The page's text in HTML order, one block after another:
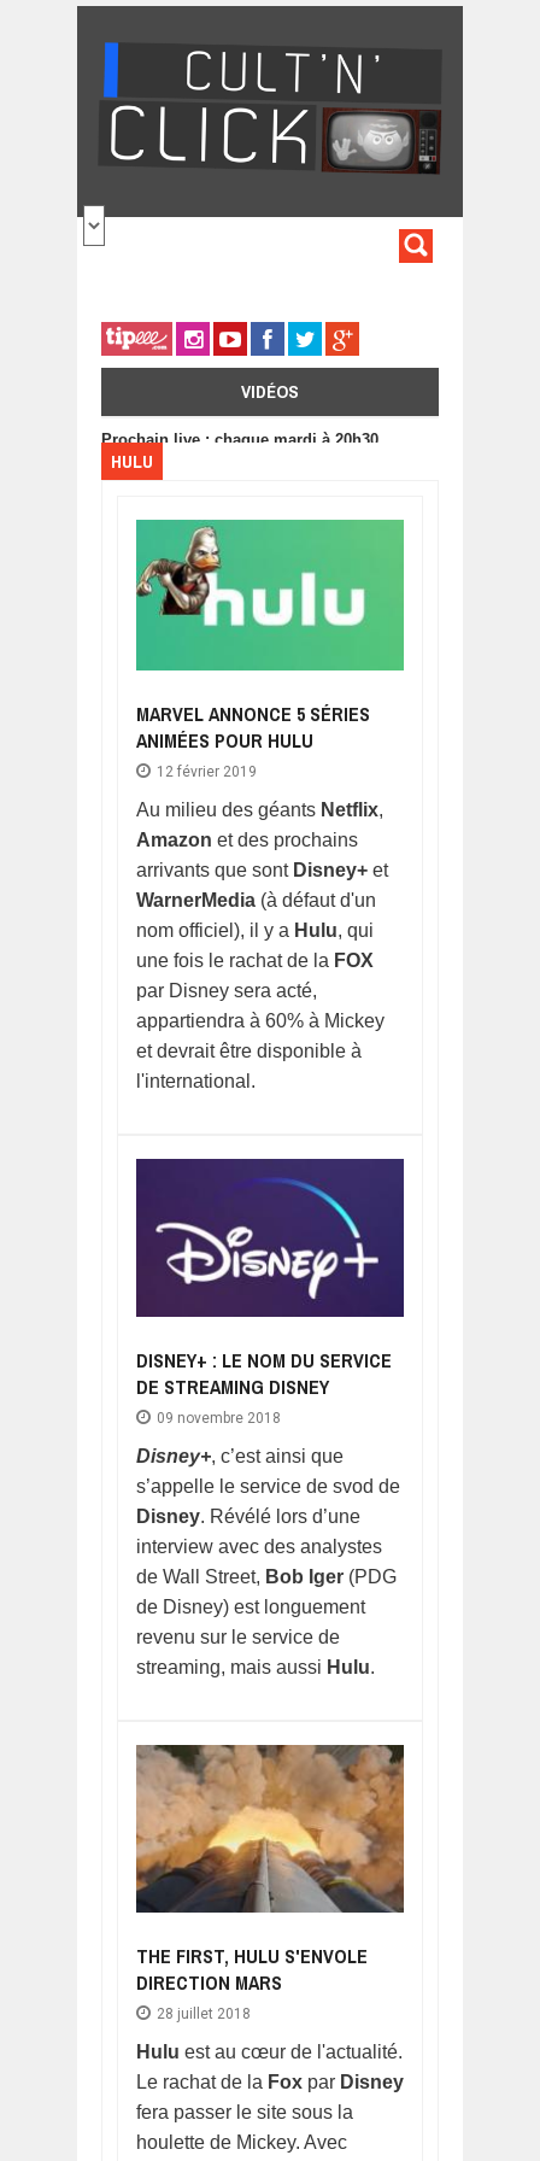
VIDÉOS
Prochain live : chaque mardi à 20h30
HULU
MARVEL ANNONCE 5 SÉRIES
ANIMÉES POUR HULU
12 février 2019
Au milieu des géants Netflix,
Amazon et des prochains
arrivants que sont Disney+ et
WarnerMedia (à défaut d'un
nom officiel), il y a Hulu, qui
une fois le rachat de la FOX
par Disney sera acté,
appartiendra à 60% à Mickey
et devrait être disponible à
l'international.
DISNEY+ : LE NOM DU SERVICE
DE STREAMING DISNEY
09 novembre 2018
Disney+, c’est ainsi que
s’appelle le service de svod de
Disney. Révélé lors d’une
interview avec des analystes
de Wall Street, Bob Iger (PDG
de Disney) est longuement
revenu sur le service de
streaming, mais aussi Hulu.
THE FIRST, HULU S'ENVOLE
DIRECTION MARS
28 juillet 2018
Hulu est au cœur de l'actualité.
Le rachat de la Fox par Disney
fera passer le site sous la
houlette de Mickey. Avec